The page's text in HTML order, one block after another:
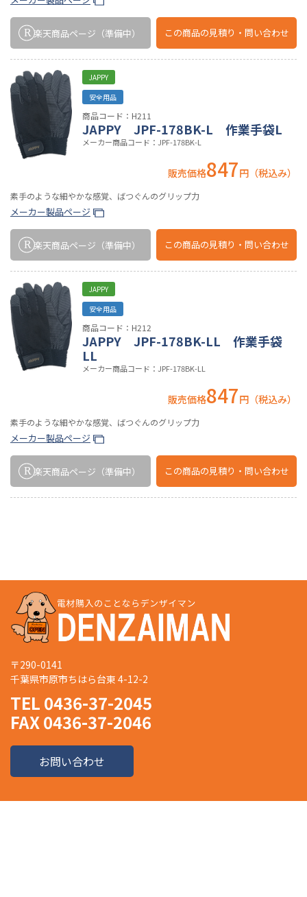
楽天商品ページ （準備中） この商品の見積り・問い合わせ
JAPPY
安全用品
商品コード：H211
JAPPY JPF-178BK-L 作業手袋L
メーカー商品コード：JPF-178BK-L
販売価格847円（税込み）
素手のような細やかな感覚、ばつぐんのグリップ力
メーカー製品ページ
楽天商品ページ （準備中） この商品の見積り・問い合わせ
JAPPY
安全用品
商品コード：H212
JAPPY JPF-178BK-LL 作業手袋
LL
メーカー商品コード：JPF-178BK-LL
販売価格847円（税込み）
素手のような細やかな感覚、ばつぐんのグリップ力
メーカー製品ページ
楽天商品ページ （準備中） この商品の見積り・問い合わせ
〒290-0141
千葉県市原市ちはら台東 4-12-2
TEL 0436-37-2045
FAX 0436-37-2046
お問い合わせ